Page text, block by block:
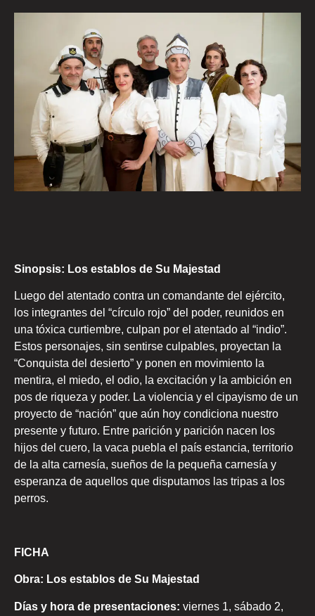
Sinopsis: Los establos de Su Majestad
Luego del atentado contra un comandante del ejército,
los integrantes del “círculo rojo” del poder, reunidos en
una tóxica curtiembre, culpan por el atentado al “indio”.
Estos personajes, sin sentirse culpables, proyectan la
“Conquista del desierto” y ponen en movimiento la
mentira, el miedo, el odio, la excitación y la ambición en
pos de riqueza y poder. La violencia y el cipayismo de un
proyecto de “nación” que aún hoy condiciona nuestro
presente y futuro. Entre parición y parición nacen los
hijos del cuero, la vaca puebla el país estancia, territorio
de la alta carnesía, sueños de la pequeña carnesía y
esperanza de aquellos que disputamos las tripas a los
perros.
FICHA
Obra: Los establos de Su Majestad
Días y hora de presentaciones: viernes 1, sábado 2,